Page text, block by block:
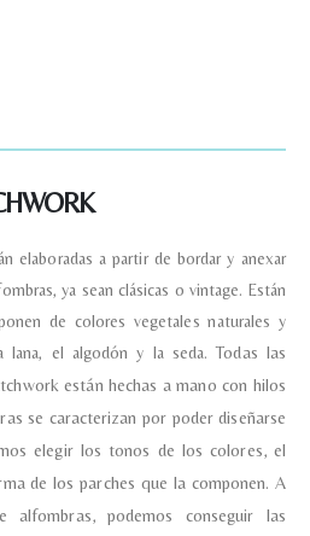
elaboradas a partir de bordar y anexar
ya sean clásicas o vintage. Están
de colores vegetales naturales y
lana, el algodón y la seda.Todas las
están hechas a mano con hilos
se caracterizan por poder diseñarse
elegir los tonos de los colores, el
de los parches que la componen. A
podemos conseguir las